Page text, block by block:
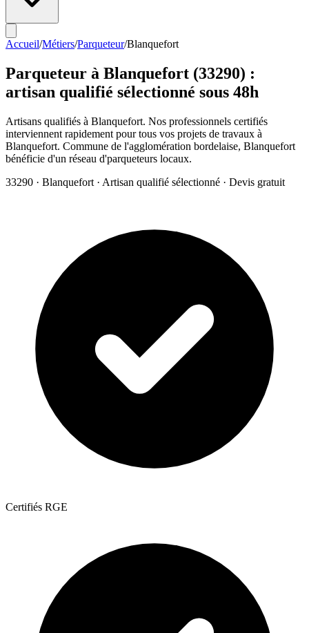
Accueil/Métiers/Parqueteur/Blanquefort
Parqueteur à Blanquefort (33290) :
artisan qualifié sélectionné sous 48h
Artisans qualifiés à Blanquefort. Nos professionnels certifiés
interviennent rapidement pour tous vos projets de travaux à
Blanquefort. Commune de l'agglomération bordelaise, Blanquefort
bénéficie d'un réseau d'parqueteurs locaux.
33290 · Blanquefort · Artisan qualifié sélectionné · Devis gratuit
Certifiés RGE